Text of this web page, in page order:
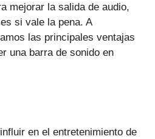
mejorar la salida de audio,
si vale la pena. A
las principales ventajas
una barra de sonido en
en el entretenimiento de